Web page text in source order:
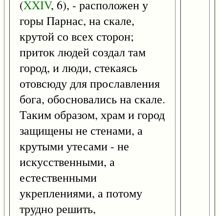
(XXIV, 6), - расположен у
горы Парнас, на скале,
крутой со всех сторон;
приток людей создал там
город, и люди, стекаясь
отовсюду для прославления
бога, обосновались на скале.
Таким образом, храм и город
защищены не стенами, а
крутыми утесами - не
искусственными, а
естественными
укреплениями, а потому
трудно решить,